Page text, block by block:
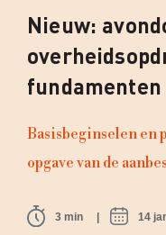
Nieuw:
fundamenten
Basisbeginselen en
opgave van de
3 min 14